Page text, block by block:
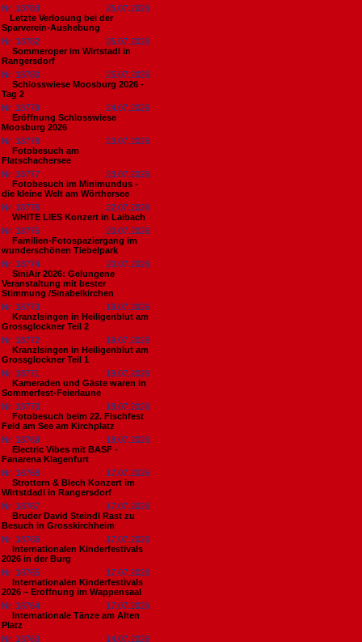
Nr. 18783
25.07.2026
​Letzte Verlosung bei der
Sparverein-Aushebung
Nr. 18782
25.07.2026
Sommeroper im Wirtstadl in
Rangersdorf
Nr. 18780
25.07.2026
Schlosswiese Moosburg 2026 -
Tag 2
Nr. 18779
24.07.2026
Eröffnung Schlosswiese
Moosburg 2026
Nr. 18778
23.07.2026
Fotobesuch am
Flatschachersee
Nr. 18777
23.07.2026
Fotobesuch im Minimundus -
die kleine Welt am Wörthersee
Nr. 18776
22.07.2026
WHITE LIES Konzert in Laibach
Nr. 18775
20.07.2026
Familien-Fotospaziergang im
wunderschönen Tiebelpark
Nr. 18774
20.07.2026
SiniAir 2026: Gelungene
Veranstaltung mit bester
Stimmung /Sinabelkirchen
Nr. 18773
19.07.2026
Kranzlsingen in Heiligenblut am
Grossglockner Teil 2
Nr. 18772
19.07.2026
Kranzlsingen in Heiligenblut am
Grossglockner Teil 1
Nr. 18771
19.07.2026
Kameraden und Gäste waren in
Sommerfest-Feierlaune
Nr. 18770
18.07.2026
Fotobesuch beim 22. Fischfest
Feld am See am Kirchplatz
Nr. 18769
18.07.2026
Electric Vibes mit BASF -
Fanarena Klagenfurt
Nr. 18768
17.07.2026
Strottern & Blech Konzert im
Wirtstdadl in Rangersdorf
Nr. 18767
17.07.2026
Bruder David Steindl Rast zu
Besuch in Grosskirchheim
Nr. 18766
17.07.2026
Internationalen Kinderfestivals
2026 in der Burg
Nr. 18765
17.07.2026
Internationalen Kinderfestivals
2026 – Eröffnung im Wappensaal
Nr. 18764
17.07.2026
Internationale Tänze am Alten
Platz
Nr. 18763
14.07.2026